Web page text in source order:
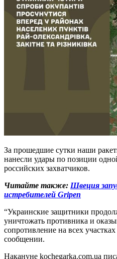
За прошедшие сутки наши
нанесли удары по позиции
российских захватчиков.
Читайте также: Швеция
истребителей Gripen
“Украинские защитники
уничтожать противника и
сопротивление на всех
сообщении.
Накануне kochegarka.com.ua